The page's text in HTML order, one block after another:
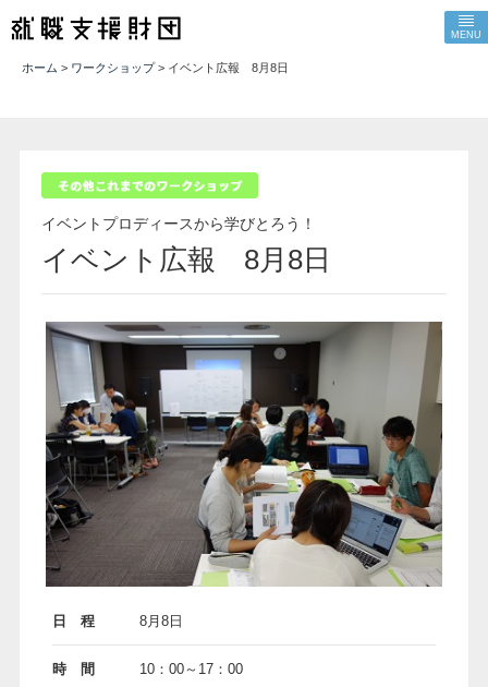
MENU
ホーム > ワークショップ> イベント広報 8月8日
イベントプロディースから学びとろう！
イベント広報 8月8日
日 程 8月8日
時 間 10：00～17：00